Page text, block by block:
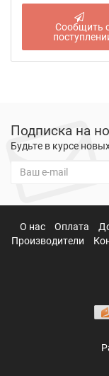
Сообщить
Подписка на
Будьте в курсе
О нас Оплата
Производители